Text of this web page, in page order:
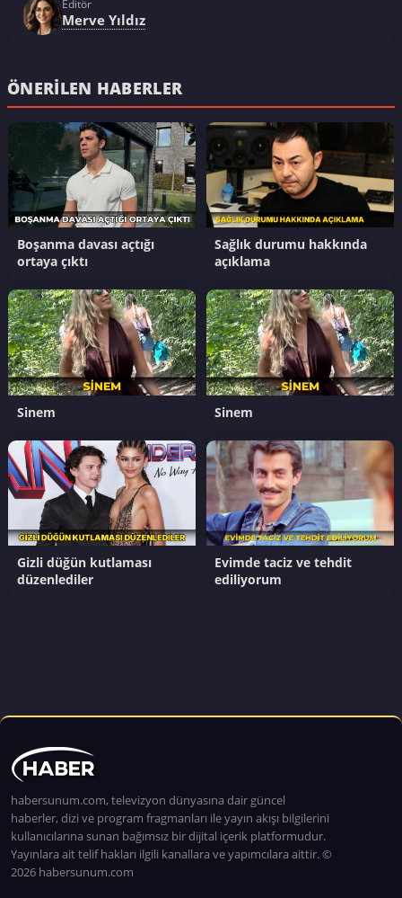
Editör
Merve Yıldız
ÖNERILEN HABERLER
Boşanma davası açtığı
ortaya çıktı
Sağlık durumu hakkında
açıklama
Sinem Sinem
Gizli düğün kutlaması
düzenlediler
Evimde taciz ve tehdit
ediliyorum
habersunum.com, televizyon dünyasına dair güncel
haberler, dizi ve program fragmanları ile yayın akışı bilgilerini
kullanıcılarına sunan bağımsız bir dijital içerik platformudur.
Yayınlara ait telif hakları ilgili kanallara ve yapımcılara aittir. ©
2026 habersunum.com